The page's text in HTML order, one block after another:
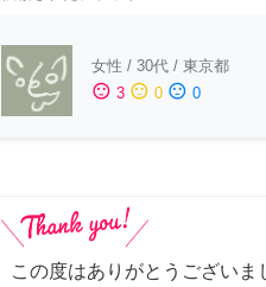
女性 / 30代 / 東京都
sentiment_satisfied 3 sentiment_neutral 0 sentiment_dissatisfied 0
この度はありがとうござい